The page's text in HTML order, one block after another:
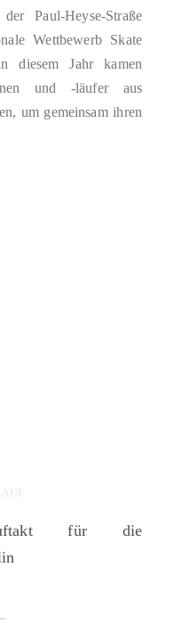
Paul-Heyse-Straße
Wettbewerb Skate
diesem Jahr kamen
und -läufer aus
um gemeinsam ihren
für die